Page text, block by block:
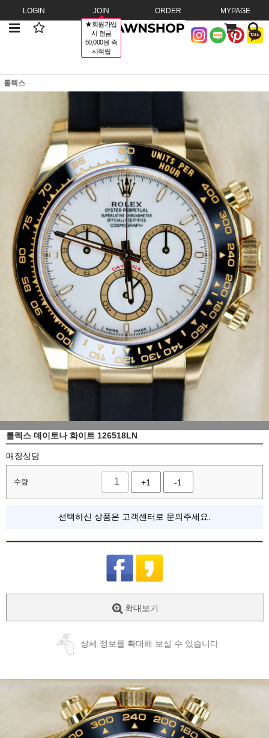
LOGIN JOIN
★회원가입
시 현금
50,000원 즉
시적립
ORDER MYPAGE
롤렉스
롤렉스 데이토나 화이트 126518LN
매장상담
수량 +1 -1
선택하신 상품은 고객센터로 문의주세요.
확대보기
상세 정보를 확대해 보실 수 있습니다